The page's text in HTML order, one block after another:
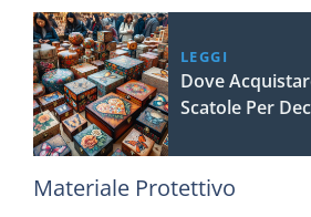
LEGGI
Dove
Scatole Per
Materiale Protettivo